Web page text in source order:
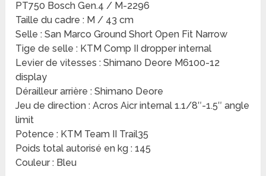
PT750 Bosch Gen.4 / M-2296
Taille du cadre : M / 43 cm
Selle : San Marco Ground Short Open Fit Narrow
Tige de selle : KTM Comp II dropper internal
Levier de vitesses : Shimano Deore M6100-12
display
Dérailleur arrière : Shimano Deore
Jeu de direction : Acros Aicr internal 1.1/8″-1.5″ angle
limit
Potence : KTM Team II Trail35
Poids total autorisé en kg : 145
Couleur : Bleu